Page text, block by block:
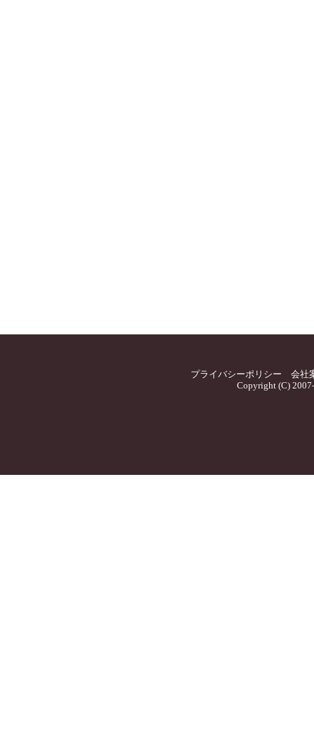
プライバシーポリシー
会社
Copyright (C)